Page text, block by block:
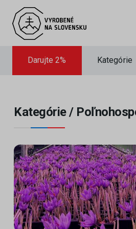
Darujte 2% Kategórie
Kategórie /